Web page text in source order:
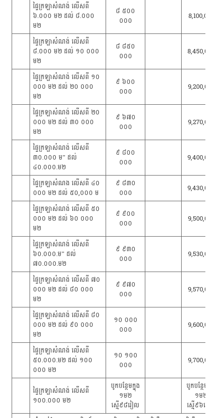
ផ្ទៃក្រឡាសំណង់ លើសពី
៦.០០០ ម២ ដល់ ៨.០០០
ម២
៨ ៥០០
០០០
8,100,000
ផ្ទៃក្រឡាសំណង់ លើសពី
៨.០០០ ម២ ដល់ ១០ ០០០
ម២
៨ ៨៥០
០០០
8,450,000
ផ្ទៃក្រឡាសំណង់ លើសពី ១០
០០០ ម២ ដល់ ២០ ០០០
ម២
៩ ៦០០
០០០
9,200,000
ផ្ទៃក្រឡាសំណង់ លើសពី ២០
០០០ ម២ ដល់ ៣០ ០០០
ម២
៩ ៦៧០
០០០
9,270,000
ផ្ទៃក្រឡាសំណង់ លើសពី
៣០.០០០ ម” ដល់
៤០.០០០.ម២
៩ ៨០០
០០០
9,400,000
ផ្ទៃក្រឡាសំណង លើសពី ៤០
០០០ ម២ ដល់ ៥០,០០០ ម
៩ ៨៣០
០០០
9,430,000
ផ្ទៃក្រឡាសំណង់ លើសពី ៥០
០០០ ម២ ដល់ ៦០ ០០០
ម២
៩ ៩០០
០០០
9,500,000
ផ្ទៃក្រឡាសំណង់ លើសពី
៦០.០០០.ម” ដល់
៧០.០០០.ម២
៩ ៩៣០
០០០
9,530,000
ផ្ទៃក្រឡាសំណង់ លើសពី ៧០
០០០ ម២ ដល់ ៨០ ០០០
ម២
៩ ៩៧០
០០០
9,570,000
ផ្ទៃក្រឡាសំណង់ លើសពី ៨០
០០០ ម២ ដល់ ៩០ ០០០
ម២
១០ ០០០
០០០
9,600,000
ផ្ទៃក្រឡាសំណង់ លើសពី
៥០.០០០.ម២ ដល់ ១០០
០០០ ម២
១០ ១០០
០០០
9,700,000
ផ្ទៃក្រឡាសំណង់ លើសពី
១០០.០០០ ម២
បូកបន្ថែមក្នុង
១ម២
ស្មើ៩៨រៀល
បូកបន្ថែមក្នុង
១ម២
ស្មើ៩៦រៀល